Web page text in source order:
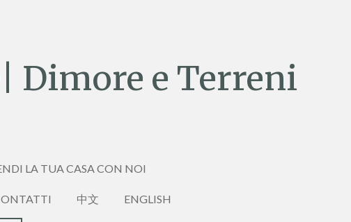
Dimore e Terreni
LA TUA CASA CON NOI
中文 ENGLISH